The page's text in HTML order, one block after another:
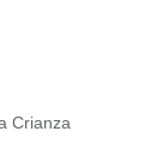
Crianza